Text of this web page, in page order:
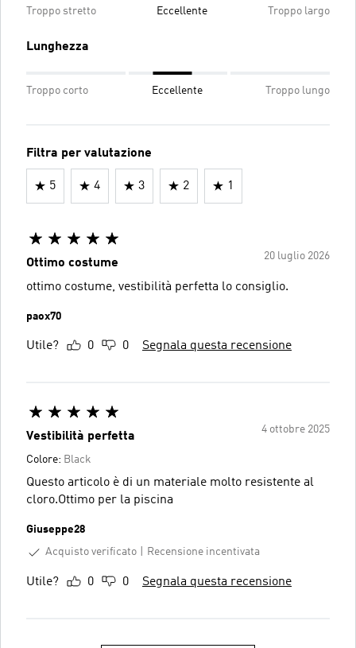
Troppo stretto Eccellente Troppo largo
Lunghezza
Troppo corto Eccellente Troppo lungo
Filtra per valutazione
5 4 3 2 1
20 luglio 2026
Ottimo costume
ottimo costume, vestibilità perfetta lo consiglio.
paox70
Utile? 0 0 Segnala questa recensione
4 ottobre 2025
Vestibilità perfetta
Colore: Black
Questo articolo è di un materiale molto resistente al
cloro.Ottimo per la piscina
Giuseppe28
Acquisto verificato
Recensione incentivata
Utile? 0 0 Segnala questa recensione